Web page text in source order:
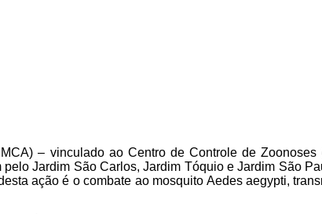
– vinculado ao Centro de Controle de
Jardim São Carlos, Jardim Tóquio e Jardim São
ação é o combate ao mosquito Aedes aegypti,